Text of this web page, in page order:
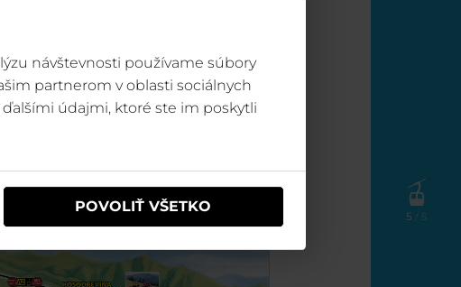
návštevnosti používame súbory
partnerom v oblasti sociálnych
údajmi, ktoré ste im poskytli
POVOLIŤ VŠETKO
5 / 5